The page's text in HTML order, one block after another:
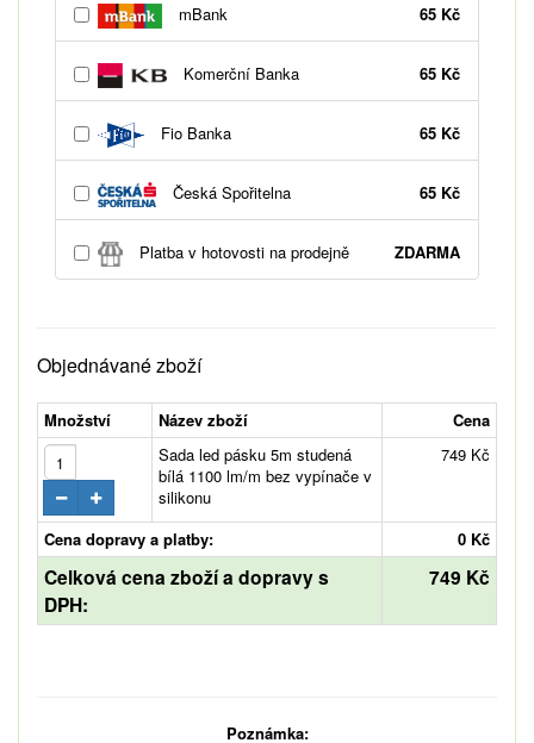
mBank 65 Kč
Komerční Banka 65 Kč
Fio Banka 65 Kč
Česká Spořitelna 65 Kč
Platba v hotovosti na prodejně ZDARMA
Objednávané zboží
Množství Název zboží
Cena
Sada led pásku 5m studená
bílá 1100 lm/m bez vypínače v
silikonu
749 Kč
Cena dopravy a platby: 0 Kč
Celková cena zboží a dopravy s
DPH:
749 Kč
Poznámka: